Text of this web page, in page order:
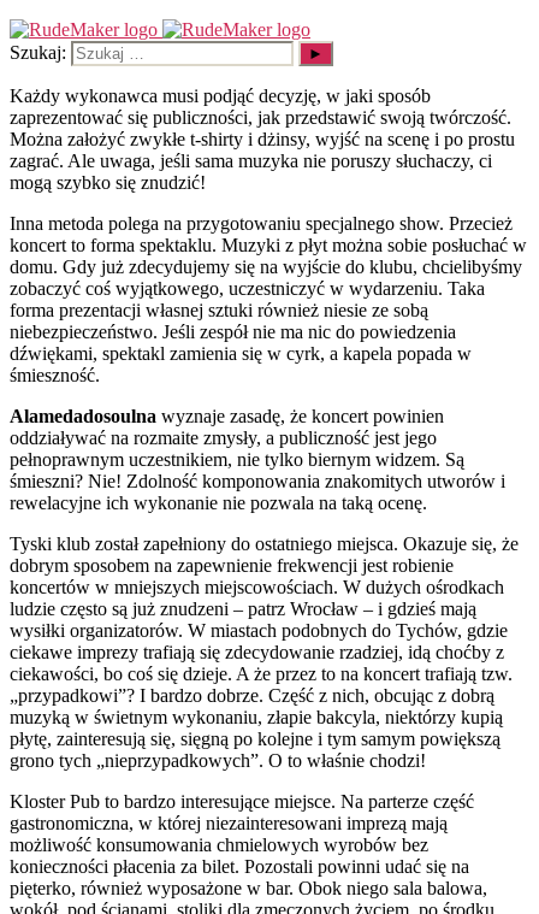
Szukaj:
Każdy wykonawca musi podjąć decyzję, w jaki sposób
zaprezentować się publiczności, jak przedstawić swoją twórczość.
Można założyć zwykłe t-shirty i dżinsy, wyjść na scenę i po prostu
zagrać. Ale uwaga, jeśli sama muzyka nie poruszy słuchaczy, ci
mogą szybko się znudzić!
Inna metoda polega na przygotowaniu specjalnego show. Przecież
koncert to forma spektaklu. Muzyki z płyt można sobie posłuchać w
domu. Gdy już zdecydujemy się na wyjście do klubu, chcielibyśmy
zobaczyć coś wyjątkowego, uczestniczyć w wydarzeniu. Taka
forma prezentacji własnej sztuki również niesie ze sobą
niebezpieczeństwo. Jeśli zespół nie ma nic do powiedzenia
dźwiękami, spektakl zamienia się w cyrk, a kapela popada w
śmieszność.
Alamedadosoulna wyznaje zasadę, że koncert powinien
oddziaływać na rozmaite zmysły, a publiczność jest jego
pełnoprawnym uczestnikiem, nie tylko biernym widzem. Są
śmieszni? Nie! Zdolność komponowania znakomitych utworów i
rewelacyjne ich wykonanie nie pozwala na taką ocenę.
Tyski klub został zapełniony do ostatniego miejsca. Okazuje się, że
dobrym sposobem na zapewnienie frekwencji jest robienie
koncertów w mniejszych miejscowościach. W dużych ośrodkach
ludzie często są już znudzeni – patrz Wrocław – i gdzieś mają
wysiłki organizatorów. W miastach podobnych do Tychów, gdzie
ciekawe imprezy trafiają się zdecydowanie rzadziej, idą choćby z
ciekawości, bo coś się dzieje. A że przez to na koncert trafiają tzw.
„przypadkowi”? I bardzo dobrze. Część z nich, obcując z dobrą
muzyką w świetnym wykonaniu, złapie bakcyla, niektórzy kupią
płytę, zainteresują się, sięgną po kolejne i tym samym powiększą
grono tych „nieprzypadkowych”. O to właśnie chodzi!
Kloster Pub to bardzo interesujące miejsce. Na parterze część
gastronomiczna, w której niezainteresowani imprezą mają
możliwość konsumowania chmielowych wyrobów bez
konieczności płacenia za bilet. Pozostali powinni udać się na
pięterko, również wyposażone w bar. Obok niego sala balowa,
wokół, pod ścianami, stoliki dla zmęczonych życiem, po środku